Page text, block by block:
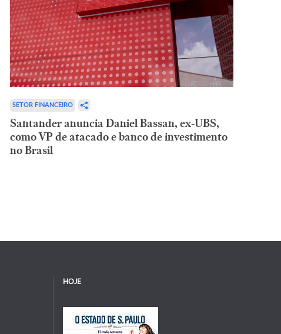
SETOR FINANCEIRO
Santander anuncia Daniel Bassan, ex-UBS,
como VP de atacado e banco de investimento
no Brasil
HOJE